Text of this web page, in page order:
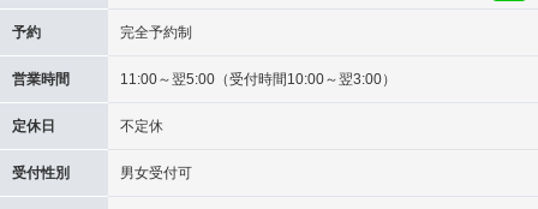
予約 完全予約制
営業時間 11:00～翌5:00（受付時間10:00～翌3:00）
定休日 不定休
受付性別 男女受付可